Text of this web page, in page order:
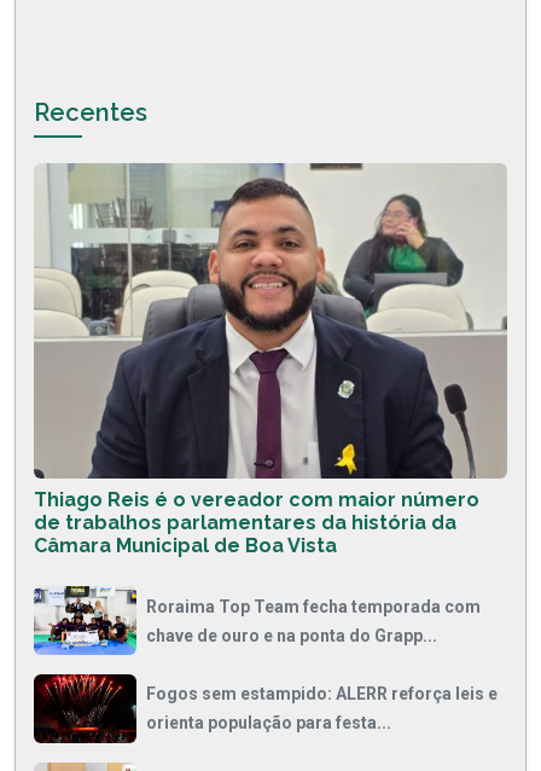
Recentes
Thiago Reis é o vereador com maior número
de trabalhos parlamentares da história da
Câmara Municipal de Boa Vista
Roraima Top Team fecha temporada com
chave de ouro e na ponta do Grapp...
Fogos sem estampido: ALERR reforça leis e
orienta população para festa...